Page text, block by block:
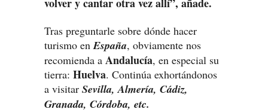
Tras preguntarle sobre dónde hacer
turismo en España, obviamente nos
recomienda a Andalucía, en especial su
tierra: Huelva. Continúa exhortándonos
a visitar Sevilla, Almería, Cádiz,
Granada, Córdoba, etc.